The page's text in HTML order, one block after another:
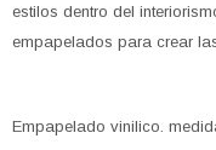
estilos dentro del
empapelados para crear
Empapelado vinilico.